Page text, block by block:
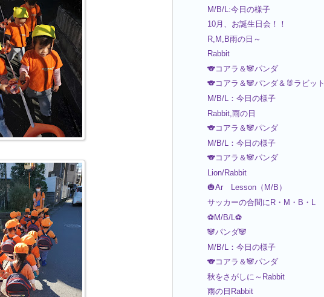
M/B/L:今日の様子
10月、お誕生日会！！
R,M,B雨の日～
Rabbit
🐨コアラ＆🐼パンダ
🐨コアラ＆🐼パンダ＆🐰ラビット
M/B/L：今日の様子
Rabbit,雨の日
🐨コアラ＆🐼パンダ
M/B/L：今日の様子
🐨コアラ＆🐼パンダ
Lion/Rabbit
🎃Ar Lesson（M/B）
サッカーの合間にR・M・B・L
⚽M/B/L⚽
🐼パンダ🐼
M/B/L：今日の様子
🐨コアラ＆🐼パンダ
秋をさがしに～Rabbit
雨の日Rabbit